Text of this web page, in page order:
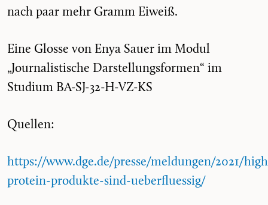
nach paar mehr Gramm Eiweiß.
Eine Glosse von Enya Sauer im Modul
„Journalistische Darstellungsformen“ im
Studium BA-SJ-32-H-VZ-KS
Quellen:
https://www.dge.de/presse/meldungen/2021/
protein-produkte-sind-ueberfluessig/